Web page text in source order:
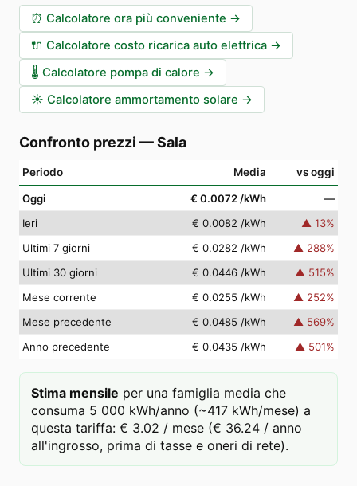
⏰ Calcolatore ora più conveniente →
🔌 Calcolatore costo ricarica auto elettrica →
🌡️ Calcolatore pompa di calore →
☀️ Calcolatore ammortamento solare →
Confronto prezzi —Sala
Periodo Media vs oggi
Oggi € 0.0072 /kWh
—
Ieri
€ 0.0082 /kWh ▲ 13%
Ultimi 7 giorni
€ 0.0282 /kWh ▲ 288%
Ultimi 30 giorni
€ 0.0446 /kWh ▲ 515%
Mese corrente
€ 0.0255 /kWh ▲ 252%
Mese precedente
€ 0.0485 /kWh ▲ 569%
Anno precedente
€ 0.0435 /kWh ▲ 501%
Stima mensile per una famiglia media che
consuma 5 000 kWh/anno (~417 kWh/mese) a
questa tariffa: € 3.02 / mese (€ 36.24 / anno
all'ingrosso, prima di tasse e oneri di rete).